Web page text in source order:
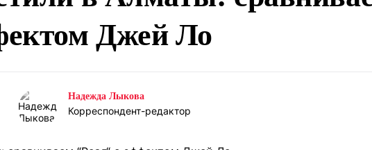
HEALTH HOME
Джей Ло
Надежда Лыкова
Корреспондент-редактор